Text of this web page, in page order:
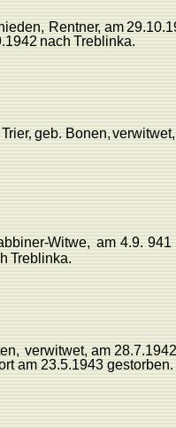
Rentner,am
nachTreblinka.
Trier,geb. Bonen,verwitwet,
r-Witwe, am 4.9. 941
Treblinka.
verwitwet, am 28.7.1942
am 23.5.1943 gestorben.